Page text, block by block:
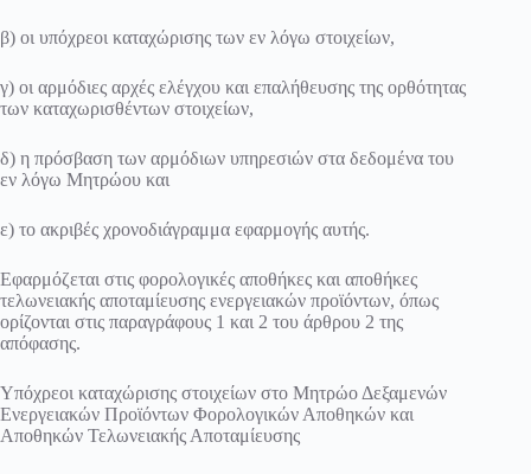
β) οι υπόχρεοι καταχώρισης των εν λόγω στοιχείων,
γ) οι αρμόδιες αρχές ελέγχου και επαλήθευσης της ορθότητας
των καταχωρισθέντων στοιχείων,
δ) η πρόσβαση των αρμόδιων υπηρεσιών στα δεδομένα του
εν λόγω Μητρώου και
ε) το ακριβές χρονοδιάγραμμα εφαρμογής αυτής.
Εφαρμόζεται στις φορολογικές αποθήκες και αποθήκες
τελωνειακής αποταμίευσης ενεργειακών προϊόντων, όπως
ορίζονται στις παραγράφους 1 και 2 του άρθρου 2 της
απόφασης.
Υπόχρεοι καταχώρισης στοιχείων στο Μητρώο Δεξαμενών
Ενεργειακών Προϊόντων Φορολογικών Αποθηκών και
Αποθηκών Τελωνειακής Αποταμίευσης